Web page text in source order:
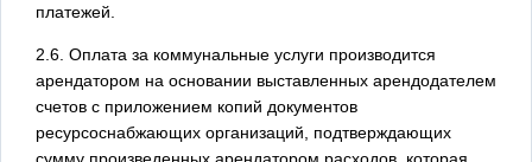
платежей.
2.6. Оплата за коммунальные услуги производится
арендатором на основании выставленных арендодателем
счетов с приложением копий документов
ресурсоснабжающих организаций, подтверждающих